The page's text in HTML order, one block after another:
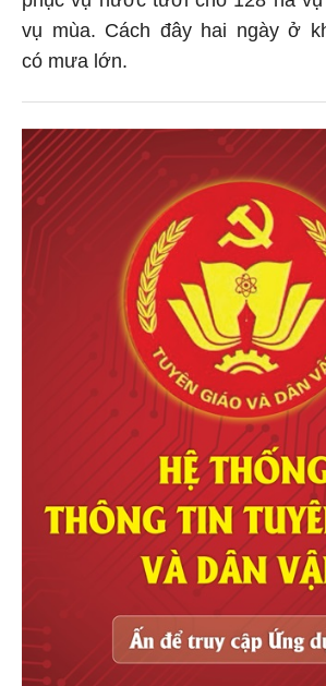
vụ mùa. Cách đây hai ngày ở
có mưa lớn.